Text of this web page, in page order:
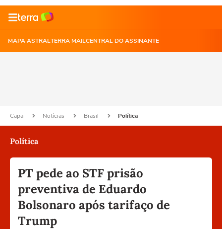
MAPA ASTRALTERRA MAILCENTRAL DO ASSINANTE
Capa Notícias Brasil Política
Política
PT pede ao STF prisão
preventiva de Eduardo
Bolsonaro após tarifaço de
Trump